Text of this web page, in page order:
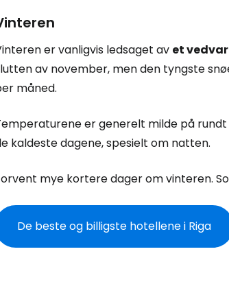
er vanligvis ledsaget av et
av november, men den tyngste
måned.
er generelt milde på
kaldeste dagene, spesielt om natten.
mye kortere dager om vinteren.
De beste og billigste hotellene i Riga